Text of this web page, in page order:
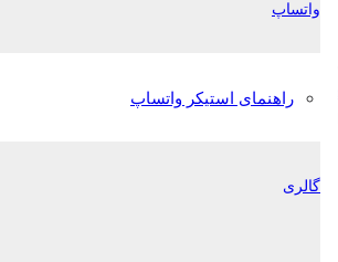
واتساپ
راهنمای استیکر واتساپ
گالری